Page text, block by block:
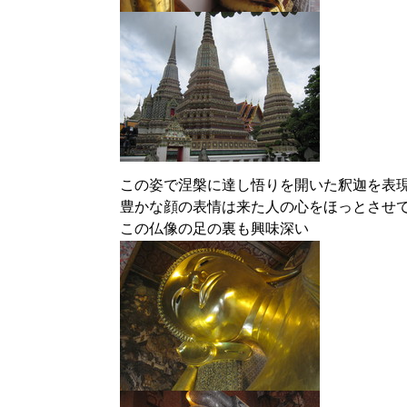
この姿で涅槃に達し悟りを開いた釈迦を表
豊かな顔の表情は来た人の心をほっとさせ
この仏像の足の裏も興味深い